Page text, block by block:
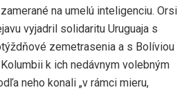
na umelú inteligenciu. Orsi
vyjadril solidaritu Uruguaja s
zemetrasenia a s Bolíviou
k ich nedávnym volebným
neho konali „v rámci mieru,